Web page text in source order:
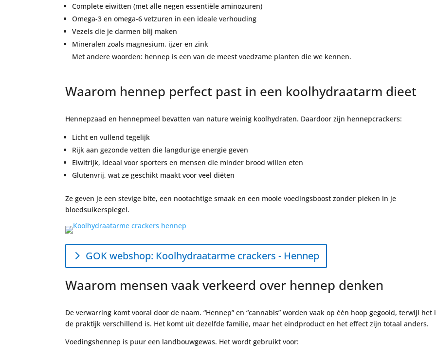
Complete eiwitten (met alle negen essentiële aminozuren)
Omega-3 en omega-6 vetzuren in een ideale verhouding
Vezels die je darmen blij maken
Mineralen zoals magnesium, ijzer en zink
Met andere woorden: hennep is een van de meest voedzame planten die we kennen.
Waarom hennep perfect past in een koolhydraatarm dieet
Hennepzaad en hennepmeel bevatten van nature weinig koolhydraten. Daardoor zijn hennepcrackers:
Licht en vullend tegelijk
Rijk aan gezonde vetten die langdurige energie geven
Eiwitrijk, ideaal voor sporters en mensen die minder brood willen eten
Glutenvrij, wat ze geschikt maakt voor veel diëten
Ze geven je een stevige bite, een nootachtige smaak en een mooie voedingsboost zonder pieken in je
bloedsuikerspiegel.
GOK webshop: Koolhydraatarme crackers - Hennep
Waarom mensen vaak verkeerd over hennep denken
De verwarring komt vooral door de naam. “Hennep” en “cannabis” worden vaak op één hoop gegooid, terwijl het
de praktijk verschillend is. Het komt uit dezelfde familie, maar het eindproduct en het effect zijn totaal anders.
Voedingshennep is puur een landbouwgewas. Het wordt gebruikt voor: